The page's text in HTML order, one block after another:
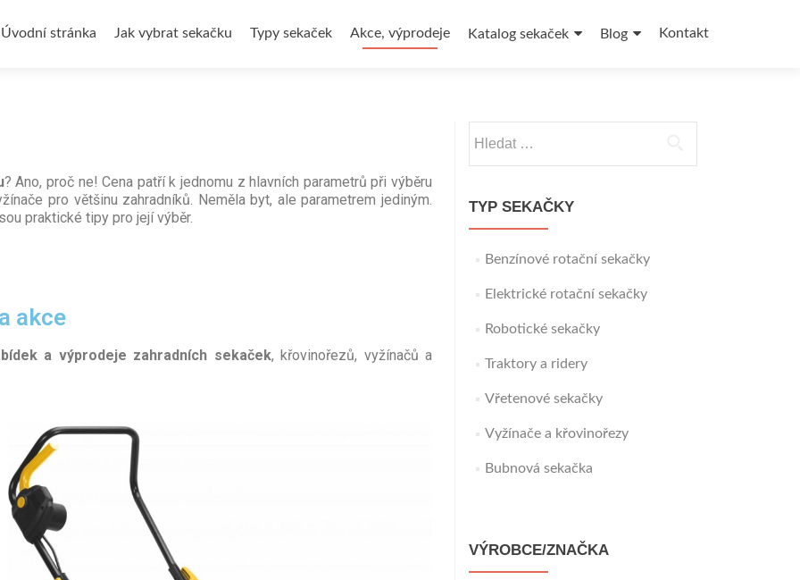
Úvodní stránka Jak vybrat sekačku Typy sekaček Akce, výprodeje Katalog sekaček Blog Kontakt
? Ano, proč ne! Cena patří k jednomu z hlavních parametrů při výběru
pro většinu zahradníků. Neměla byt, ale parametrem jediným.
praktické tipy pro její výběr.
akce
a výprodeje zahradních sekaček, křovinořezů, vyžínačů a
TYP SEKAČKY
Benzínové rotační sekačky
Elektrické rotační sekačky
Robotické sekačky
Traktory a ridery
Vřetenové sekačky
Vyžínače a křovinořezy
Bubnová sekačka
VÝROBCE/ZNAČKA